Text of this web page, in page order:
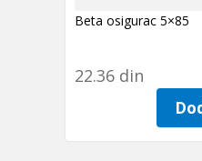
Beta osigurac 5×85
22.36 din